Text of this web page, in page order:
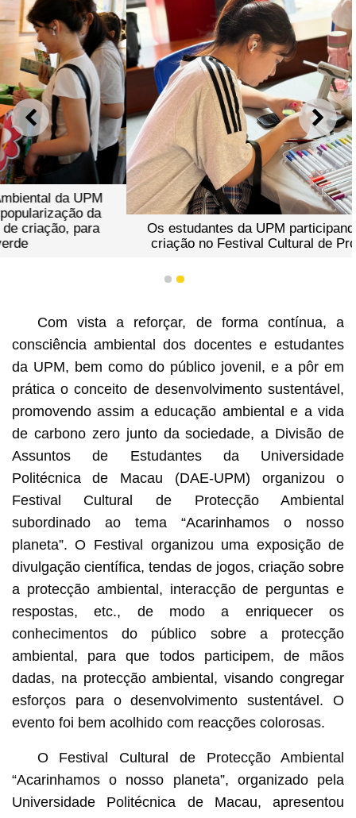
ANTERIOR
Os estudantes da UPM participando na actividade de
criação no Festival Cultural de Protecção Ambiental
1 2
Com vista a reforçar, de forma contínua, a
consciência ambiental dos docentes e estudantes
da UPM, bem como do público jovenil, e a pôr em
prática o conceito de desenvolvimento sustentável,
promovendo assim a educação ambiental e a vida
de carbono zero junto da sociedade, a Divisão de
Assuntos de Estudantes da Universidade
Politécnica de Macau (DAE-UPM) organizou o
Festival Cultural de Protecção Ambiental
subordinado ao tema “Acarinhamos o nosso
planeta”. O Festival organizou uma exposição de
divulgação científica, tendas de jogos, criação sobre
a protecção ambiental, interacção de perguntas e
respostas, etc., de modo a enriquecer os
conhecimentos do público sobre a protecção
ambiental, para que todos participem, de mãos
dadas, na protecção ambiental, visando congregar
esforços para o desenvolvimento sustentável. O
evento foi bem acolhido com reacções colorosas.
O Festival Cultural de Protecção Ambiental
“Acarinhamos o nosso planeta”, organizado pela
Universidade Politécnica de Macau, apresentou